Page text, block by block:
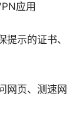
应用
示的证书、
网页、测速网